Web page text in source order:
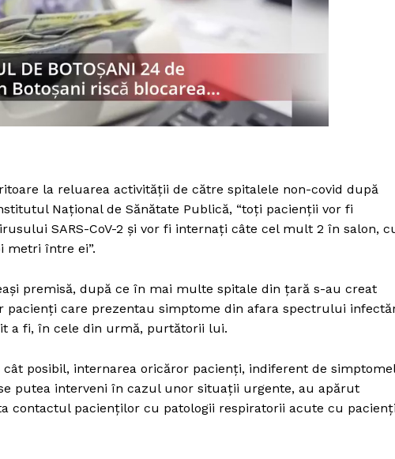
proiect
PRESShub
Despre noi / Echipa
Rețea
Contact
la reluarea activității de către spitalele non-covid după
Național de Sănătate Publică, “toți pacienții vor fi
SARS-CoV-2 și vor fi internați câte cel mult 2 în salon,
metri între ei”.
premisă, după ce în mai multe spitale din țară s-au creat
care prezentau simptome din afara spectrului
a fi, în cele din urmă, purtătorii lui.
posibil, internarea oricăror pacienți, indiferent de
putea interveni în cazul unor situații urgente, au apărut
contactul pacienților cu patologii respiratorii acute cu